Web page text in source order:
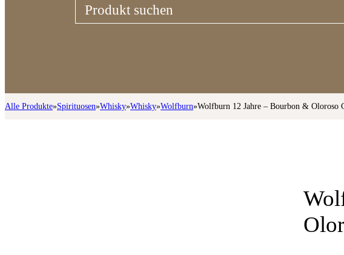
Alle Produkte»Spirituosen»Whisky»Whisky»Wolfburn»Wolfburn 12 Jahre – Bourbon & Oloroso